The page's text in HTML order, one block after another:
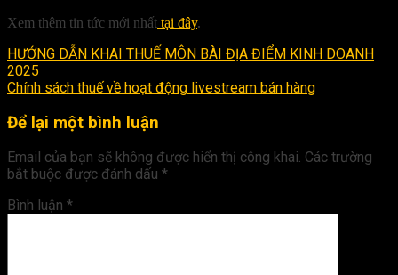
Xem thêm tin tức mới nhất tại đây.
HƯỚNG DẪN KHAI THUẾ MÔN BÀI ĐỊA ĐIỂM KINH DOANH
2025
Chính sách thuế về hoạt động livestream bán hàng
Để lại một bình luận
Email của bạn sẽ không được hiển thị công khai. Các trường
bắt buộc được đánh dấu *
Bình luận *